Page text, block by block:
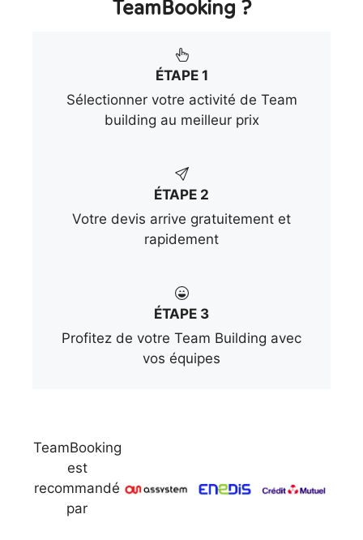
TeamBooking ?
ÉTAPE 1
Sélectionner votre activité de Team
building au meilleur prix
ÉTAPE 2
Votre devis arrive gratuitement et
rapidement
ÉTAPE 3
Profitez de votre Team Building avec
vos équipes
TeamBooking
est
recommandé
par